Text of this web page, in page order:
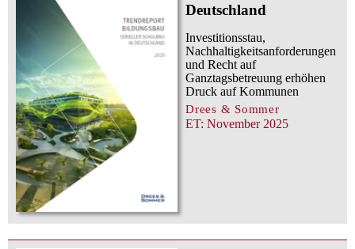
Deutschland
Investitionsstau,
Nachhaltigkeitsanforderungen
und Recht auf
Ganztagsbetreuung erhöhen
Druck auf Kommunen
Drees & Sommer
ET: November 2025